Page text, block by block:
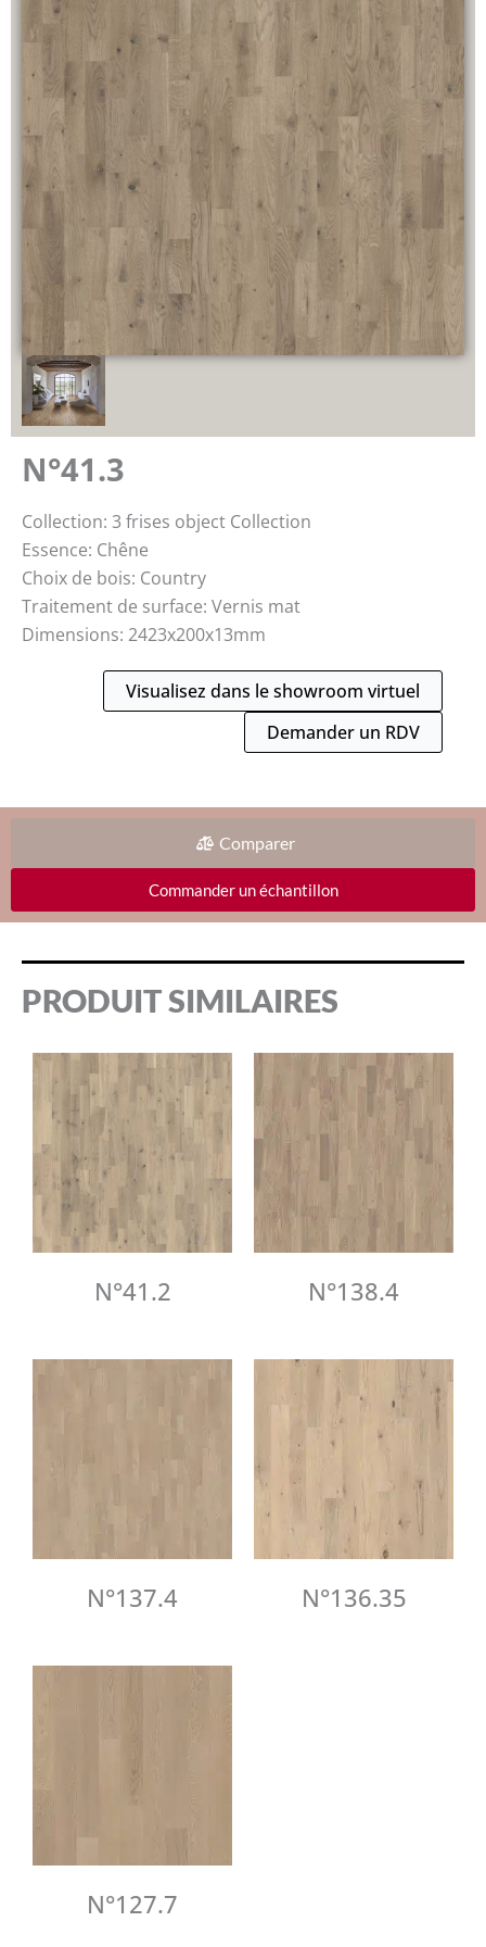
N°41.3
Collection: 3 frises object Collection
Essence: Chêne
Choix de bois: Country
Traitement de surface: Vernis mat
Dimensions: 2423x200x13mm
Visualisez dans le showroom virtuel
Demander un RDV
Comparer
Commander un échantillon
PRODUIT SIMILAIRES
N°41.2 N°138.4
N°137.4 N°136.35
N°127.7